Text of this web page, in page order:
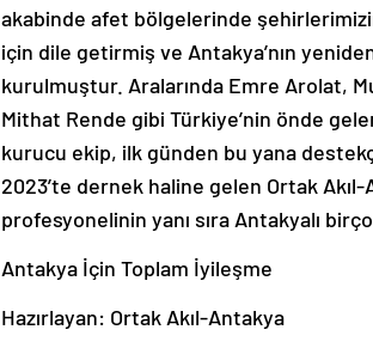
akabinde afet bölgelerinde
için dile getirmiş ve Antakya’nın
kurulmuştur. Aralarında Emre Arolat,
Mithat Rende gibi Türkiye’nin önde
kurucu ekip, ilk günden bu yana
2023’te dernek haline gelen Ortak
profesyonelinin yanı sıra Antakyalı
Antakya İçin Toplam İyileşme
Hazırlayan: Ortak Akıl-Antakya